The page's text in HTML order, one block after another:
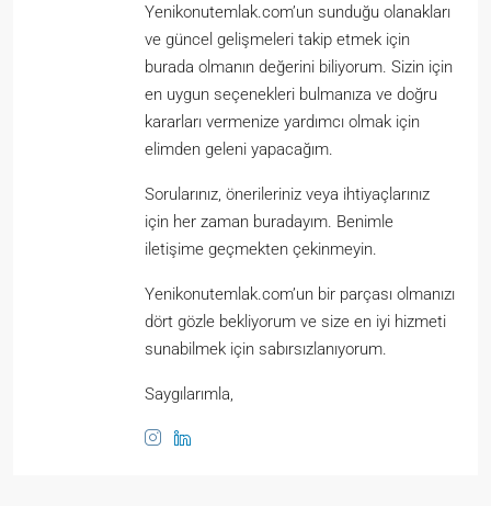
Yenikonutemlak.com’un sunduğu olanakları
ve güncel gelişmeleri takip etmek için
burada olmanın değerini biliyorum. Sizin için
en uygun seçenekleri bulmanıza ve doğru
kararları vermenize yardımcı olmak için
elimden geleni yapacağım.
Sorularınız, önerileriniz veya ihtiyaçlarınız
için her zaman buradayım. Benimle
iletişime geçmekten çekinmeyin.
Yenikonutemlak.com’un bir parçası olmanızı
dört gözle bekliyorum ve size en iyi hizmeti
sunabilmek için sabırsızlanıyorum.
Saygılarımla,